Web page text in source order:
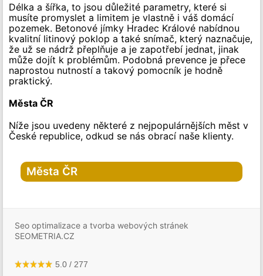
Délka a šířka, to jsou důležité parametry, které si
musíte promyslet a limitem je vlastně i váš domácí
pozemek. Betonové jímky Hradec Králové nabídnou
kvalitní litinový poklop a také snímač, který naznačuje,
že už se nádrž přeplňuje a je zapotřebí jednat, jinak
může dojít k problémům. Podobná prevence je přece
naprostou nutností a takový pomocník je hodně
praktický.
Města ČR
Níže jsou uvedeny některé z nejpopulárnějších měst v
České republice, odkud se nás obrací naše klienty.
Města ČR
Praha-1
Praha-2
Praha-5
Seo optimalizace a tvorba webových stránek
SEOMETRIA.CZ
5.0 / 277